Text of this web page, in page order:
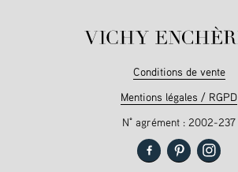
Conditions de vente
Mentions légales / RGPD
N° agrément : 2002-237